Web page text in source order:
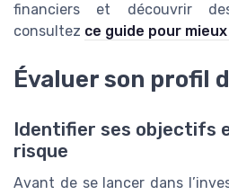
financiers et découvrir
consultez ce guide pour
Évaluer son profil
Identifier ses objectifs
risque
Avant de se lancer dans